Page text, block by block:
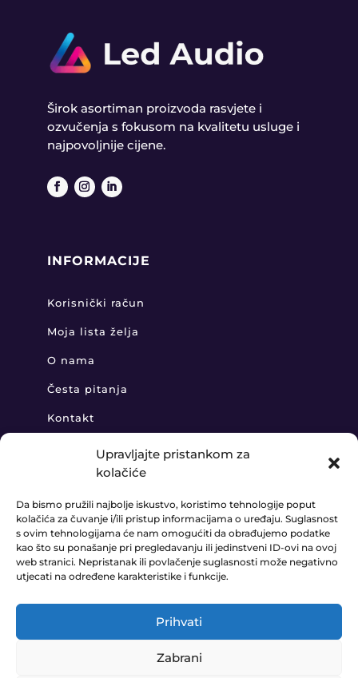
Upravljajte pristankom za
kolačiće
Da bismo pružili najbolje iskustvo, koristimo tehnologije poput
kolačića za čuvanje i/ili pristup informacijama o uređaju. Suglasnost
s ovim tehnologijama će nam omogućiti da obrađujemo podatke
kao što su ponašanje pri pregledavanju ili jedinstveni ID-ovi na ovoj
web stranici. Nepristanak ili povlačenje suglasnosti može negativno
utjecati na određene karakteristike i funkcije.
Prihvati
Zabrani
Širok asortiman proizvoda rasvjete i
ozvučenja s fokusom na kvalitetu usluge i
najpovoljnije cijene.
INFORMACIJE
Korisnički račun
Moja lista želja
O nama
Česta pitanja
Kontakt
 +385 91 888 6406
 prodaja@ledaudio.hr